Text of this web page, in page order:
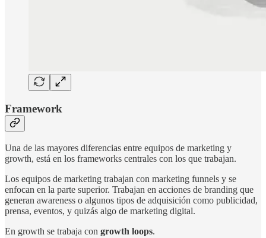
Framework
Una de las mayores diferencias entre equipos de marketing y
growth, está en los frameworks centrales con los que trabajan.
Los equipos de marketing trabajan con marketing funnels y se
enfocan en la parte superior. Trabajan en acciones de branding que
generan awareness o algunos tipos de adquisición como publicidad,
prensa, eventos, y quizás algo de marketing digital.
En growth se trabaja con growth loops.